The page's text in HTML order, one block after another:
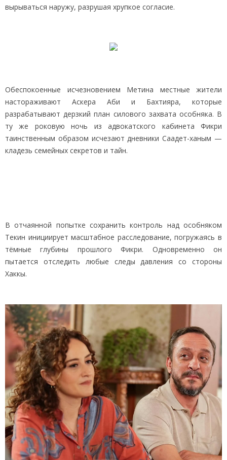
вырываться наружу, разрушая хрупкое согласие.
Обеспокоенные исчезновением Метина местные жители
настораживают Аскера Аби и Бахтияра, которые
разрабатывают дерзкий план силового захвата особняка. В
ту же роковую ночь из адвокатского кабинета Фикри
таинственным образом исчезают дневники Саадет-ханым —
кладезь семейных секретов и тайн.
В отчаянной попытке сохранить контроль над особняком
Текин инициирует масштабное расследование, погружаясь в
тёмные глубины прошлого Фикри. Одновременно он
пытается отследить любые следы давления со стороны
Хаккы.